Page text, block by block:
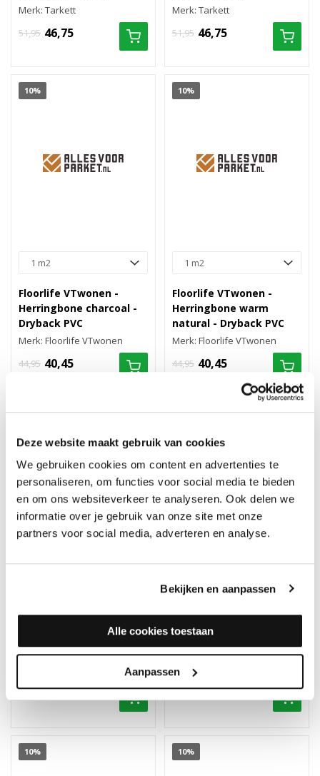
Deze website maakt gebruik van cookies
We gebruiken cookies om content en advertenties te
personaliseren, om functies voor social media te bieden
en om ons websiteverkeer te analyseren. Ook delen we
informatie over je gebruik van onze site met onze
partners voor social media, adverteren en analyse.
Bekijken en aanpassen
Alle cookies toestaan
Aanpassen
Merk: Tarkett
51,95 46,75
Merk: Tarkett
51,95 46,75
10%
Floorlife VTwonen -
Herringbone charcoal -
Dryback PVC
Merk: Floorlife VTwonen
44,95 40,45
10%
Floorlife VTwonen -
Herringbone warm
natural - Dryback PVC
Merk: Floorlife VTwonen
44,95 40,45
Dryback PVC Tegel
36,95 33,25
Grey 7211 - Dryback PVC
Tegel
Merk: Floorlife
39,95 35,95
10% 10%